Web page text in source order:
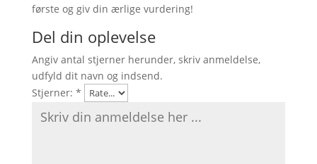
første og giv din ærlige vurdering!
Del din oplevelse
Angiv antal stjerner herunder, skriv anmeldelse,
udfyld dit navn og indsend.
Stjerner: *